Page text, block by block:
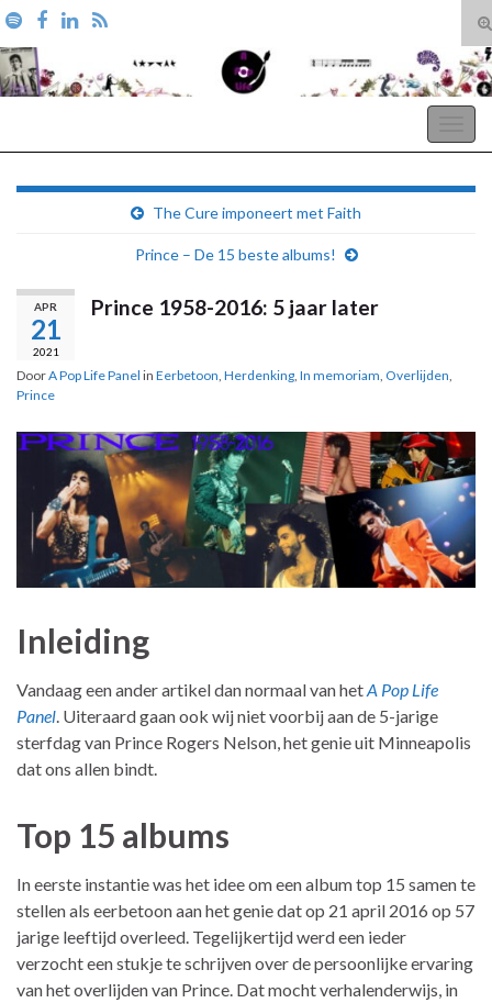
Search for:
The Cure imponeert met Faith
Prince – De 15 beste albums!
APR
21
2021
Prince 1958-2016: 5 jaar later
DoorA Pop Life Panel in Eerbetoon, Herdenking, In memoriam, Overlijden,
Prince
Inleiding
Vandaag een ander artikel dan normaal van hetA Pop Life
Panel . Uiteraard gaan ook wij niet voorbij aan de 5-jarige
sterfdag van Prince Rogers Nelson, het genie uit Minneapolis
dat ons allen bindt.
Top 15 albums
In eerste instantie was het idee om een album top 15 samen te
stellen als eerbetoon aan het genie dat op 21 april 2016 op 57
jarige leeftijd overleed. Tegelijkertijd werd een ieder
verzocht een stukje te schrijven over de persoonlijke ervaring
van het overlijden van Prince. Dat mocht verhalenderwijs, in